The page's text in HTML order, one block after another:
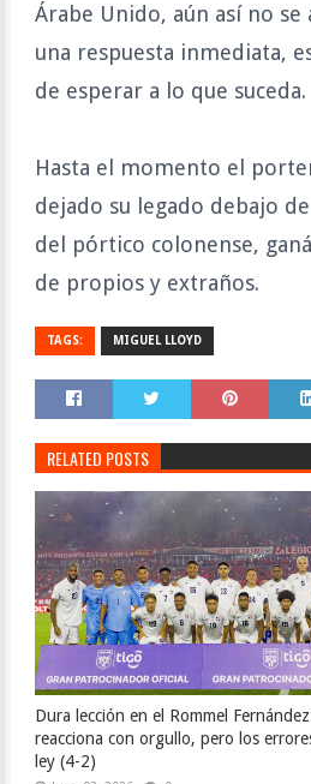
Árabe Unido, aún así no se
una respuesta inmediata,
de esperar a lo que suceda.
Hasta el momento el
dejado su legado debajo
del pórtico colonense,
de propios y extraños.
TAGS: MIGUEL LLOYD
RELATED POSTS
Dura lección en el Rommel
reacciona con orgullo, pero los
ley (4-2)